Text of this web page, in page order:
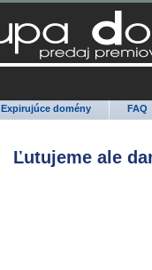
Expirujúce domény FAQ
Ľutujeme ale